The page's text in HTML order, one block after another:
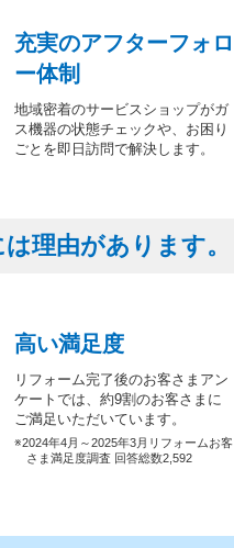
充実のアフターフォロ
ー体制
地域密着のサービスショップがガ
ス機器の状態チェックや、お困り
ごとを即日訪問で解決します。
理由があります。
高い満足度
リフォーム完了後のお客さまアン
ケートでは、約9割のお客さまに
ご満足いただいています。
※2024年4月～2025年3月リフォームお客
さま満足度調査 回答総数2,592